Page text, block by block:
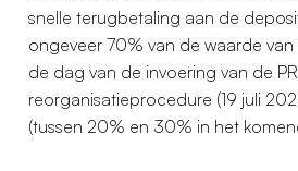
snelle terugbetaling aan de
ongeveer 70% van de waarde
de dag van de invoering van de
reorganisatieprocedure (19 juli
(tussen 20% en 30% in het